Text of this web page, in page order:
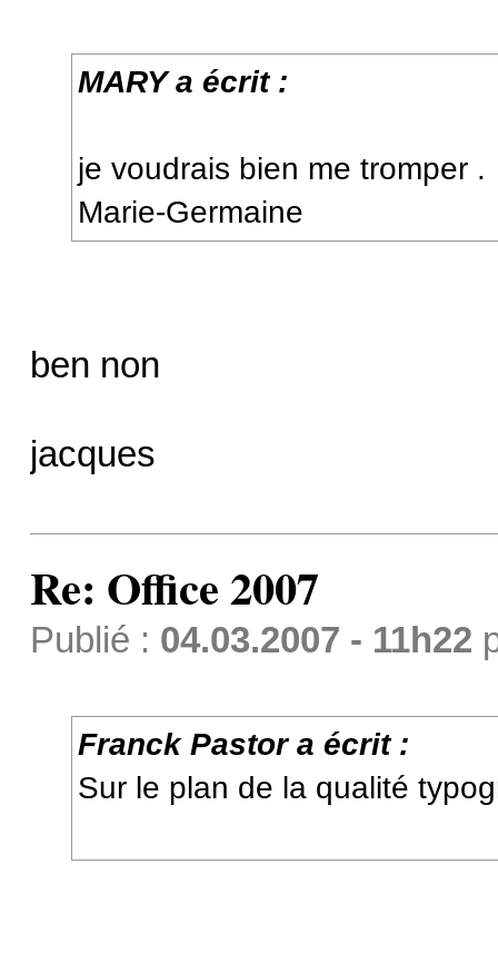
MARY a écrit :
je voudrais bien me tromper .
Marie-Germaine
ben non
jacques
Re: Office 2007
Publié : 04.03.2007 - 11h22
Franck Pastor a écrit :
Sur le plan de la qualité